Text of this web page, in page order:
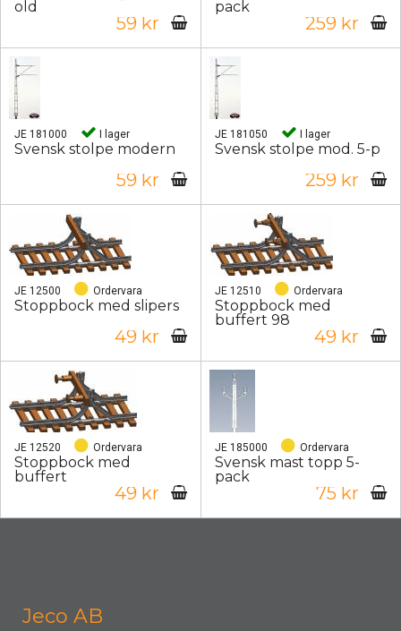
old
59 kr
pack
259 kr
JE 181000 I lager
Svensk stolpe modern
59 kr
JE 181050 I lager
Svensk stolpe mod. 5-p
259 kr
JE 12500 Ordervara
Stoppbock med slipers
49 kr
JE 12510 Ordervara
Stoppbock med
buffert 98
49 kr
JE 12520 Ordervara
Stoppbock med
buffert
49 kr
JE 185000 Ordervara
Svensk mast topp 5-
pack
75 kr
Jeco AB